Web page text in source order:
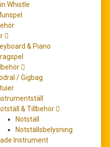
Whistle
& Piano
/ Gigbag
& Tillbehör
Notställ
Notställsbelysning
Instrument